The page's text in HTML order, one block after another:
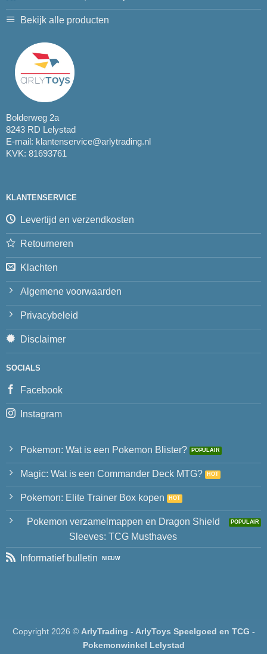
Bekijk alle producten
Bolderweg 2a
8243 RD Lelystad
E-mail: klantenservice@arlytrading.nl
KVK: 81693761
KLANTENSERVICE
Levertijd en verzendkosten
Retourneren
Klachten
Algemene voorwaarden
Privacybeleid
Disclaimer
SOCIALS
Facebook
Instagram
Pokemon: Wat is een Pokemon Blister?
Magic: Wat is een Commander Deck MTG?
Pokemon: Elite Trainer Box kopen
Pokemon verzamelmappen en Dragon Shield
Sleeves: TCG Musthaves
Informatief bulletin
Copyright 2026 © ArlyTrading - ArlyToys Speelgoed en TCG -
Pokemonwinkel Lelystad